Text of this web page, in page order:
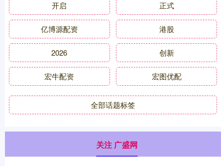
开启 正式
亿博源配资 港股
2026 创新
宏牛配资 宏图优配
全部话题标签
关注 广盛网